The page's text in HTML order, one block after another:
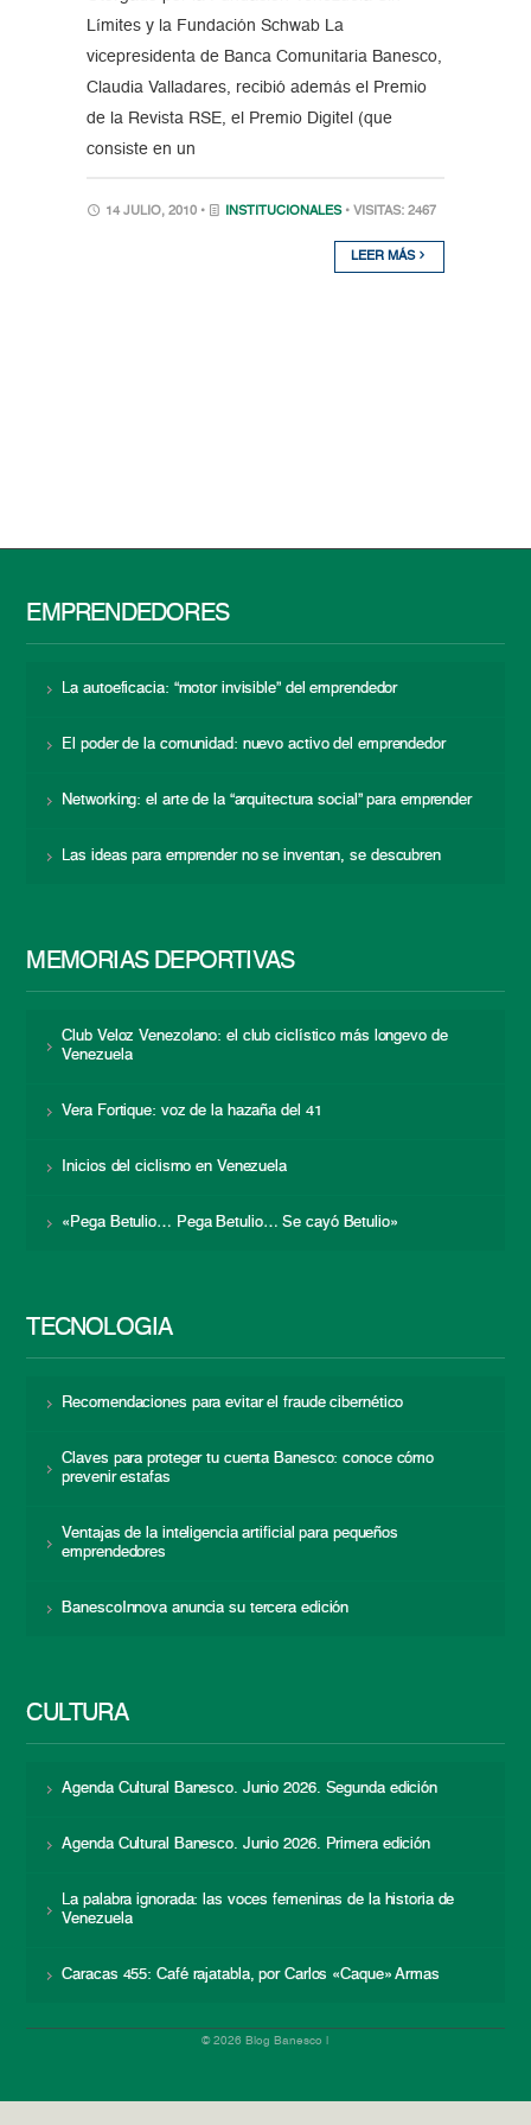
Límites y la Fundación Schwab La
vicepresidenta de Banca Comunitaria Banesco,
Claudia Valladares, recibió además el Premio
de la Revista RSE, el Premio Digitel (que
consiste en un
14 JULIO, 2010 • INSTITUCIONALES • VISITAS: 2467
LEER MÁS
EMPRENDEDORES
La autoeficacia: “motor invisible” del emprendedor
El poder de la comunidad: nuevo activo del emprendedor
Networking: el arte de la “arquitectura social” para emprender
Las ideas para emprender no se inventan, se descubren
MEMORIAS DEPORTIVAS
Club Veloz Venezolano: el club ciclístico más longevo de
Venezuela
Vera Fortique: voz de la hazaña del 41
Inicios del ciclismo en Venezuela
«Pega Betulio… Pega Betulio… Se cayó Betulio»
TECNOLOGÍA
Recomendaciones para evitar el fraude cibernético
Claves para proteger tu cuenta Banesco: conoce cómo
prevenir estafas
Ventajas de la inteligencia artificial para pequeños
emprendedores
BanescoInnova anuncia su tercera edición
CULTURA
Agenda Cultural Banesco. Junio 2026. Segunda edición
Agenda Cultural Banesco. Junio 2026. Primera edición
La palabra ignorada: las voces femeninas de la historia de
Venezuela
Caracas 455: Café rajatabla, por Carlos «Caque» Armas
© 2026 Blog Banesco |